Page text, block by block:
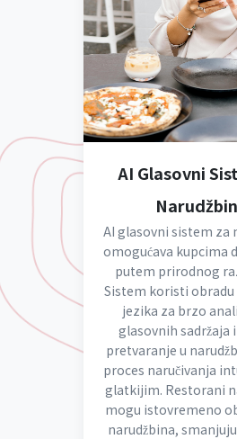
AI Glasovni
AI glasovni sistem za
omogućava kupcima
putem prirodnog
Sistem koristi
jezika za brzo
glasovnih sadržaja
pretvaranje u
proces naručivanja
glatkijim. Restorani
mogu istovremeno
narudžbina,